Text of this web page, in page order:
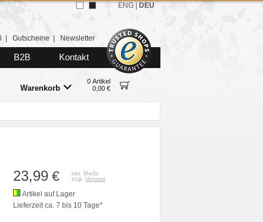
Gutscheine Newsletter
B2B Kontakt
Warenkorb
0 Artikel
0,00 €
ENG DEU
23,99 €
inkl. MwSt.
zzgl. Versand
Artikel auf Lager
Lieferzeit ca. 7 bis 10 Tage*